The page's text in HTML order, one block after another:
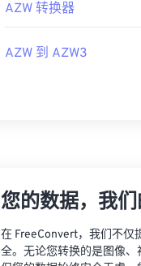
AZW 转换器
AZW 到 AZW3
您的数据，我
在 FreeConvert，我们不仅
全。无论您转换的是图像